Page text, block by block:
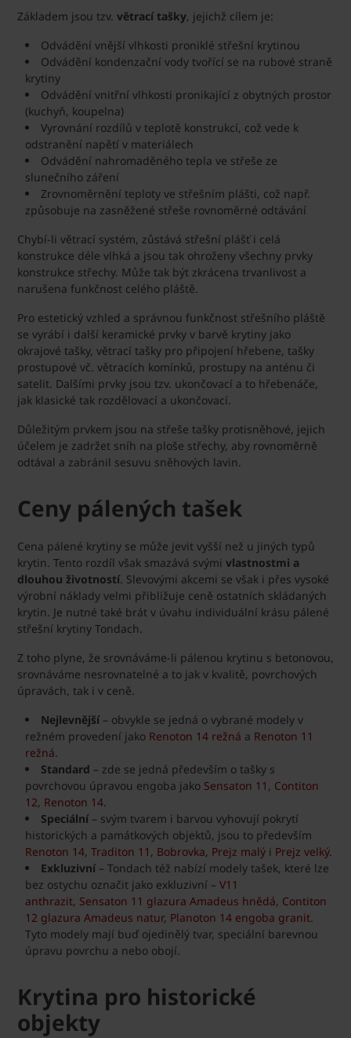
Základem jsou tzv. větrací tašky, jejichž cílem je:
Odvádění vnější vlhkosti proniklé střešní krytinou
Odvádění kondenzační vody tvořící se na rubové straně
krytiny
Odvádění vnitřní vlhkosti pronikající z obytných prostor
(kuchyň, koupelna)
Vyrovnání rozdílů v teplotě konstrukcí, což vede k
odstranění napětí v materiálech
Odvádění nahromaděného tepla ve střeše ze
slunečního záření
Zrovnoměrnění teploty ve střešním plášti, což např.
způsobuje na zasněžené střeše rovnoměrné odtávání
Chybí-li větrací systém, zůstává střešní plášť i celá
konstrukce déle vlhká a jsou tak ohroženy všechny prvky
konstrukce střechy. Může tak být zkrácena trvanlivost a
narušena funkčnost celého pláště.
Pro estetický vzhled a správnou funkčnost střešního pláště
se vyrábí i další keramické prvky v barvě krytiny jako
okrajové tašky, větrací tašky pro připojení hřebene, tašky
prostupové vč. větracích komínků, prostupy na anténu či
satelit. Dalšími prvky jsou tzv. ukončovací a to hřebenáče,
jak klasické tak rozdělovací a ukončovací.
Důležitým prvkem jsou na střeše tašky protisněhové, jejich
účelem je zadržet sníh na ploše střechy, aby rovnoměrně
odtával a zabránil sesuvu sněhových lavin.
Ceny pálených tašek
Cena pálené krytiny se může jevit vyšší než u jiných typů
krytin. Tento rozdíl však smazává svými vlastnostmi a
dlouhou životností. Slevovými akcemi se však i přes vysoké
výrobní náklady velmi přibližuje ceně ostatních skládaných
krytin. Je nutné také brát v úvahu individuální krásu pálené
střešní krytiny Tondach.
Z toho plyne, že srovnáváme-li pálenou krytinu s betonovou,
srovnáváme nesrovnatelné a to jak v kvalitě, povrchových
úpravách, tak i v ceně.
Nejlevnější– obvykle se jedná o vybrané modely v
režném provedení jako Renoton 14 režná a Renoton 11
režná.
Standard – zde se jedná především o tašky s
povrchovou úpravou engoba jako Sensaton 11 , Contiton
12, Renoton 14.
Speciální– svým tvarem i barvou vyhovují pokrytí
historických a památkových objektů, jsou to především
Renoton 14, Traditon 11 , Bobrovka, Prejz malý i Prejz velký.
Exkluzivní– Tondach též nabízí modely tašek, které lze
bez ostychu označit jako exkluzivní – V11
anthrazit, Sensaton 11 glazura Amadeus hnědá, Contiton
12 glazura Amadeus natur, Planoton 14 engoba granit.
Tyto modely mají buď ojedinělý tvar, speciální barevnou
úpravu povrchu a nebo obojí.
Krytina pro historické
objekty